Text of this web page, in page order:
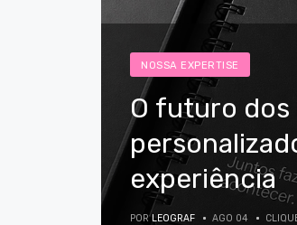
NOSSA EXPERTISE
O futuro
experiência
PORLEOGRAF AGO 04